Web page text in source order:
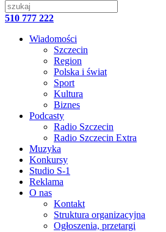
510 777 222
Wiadomości
Szczecin
Region
Polska i świat
Sport
Kultura
Biznes
Podcasty
Radio Szczecin
Radio Szczecin Extra
Muzyka
Konkursy
Studio S-1
Reklama
O nas
Kontakt
Struktura organizacyjna
Ogłoszenia, przetargi